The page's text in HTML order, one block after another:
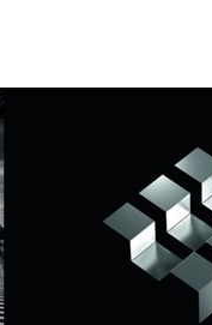
Dom i
Agencje
Alarmy
Aranżacja